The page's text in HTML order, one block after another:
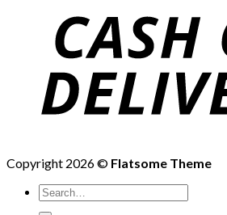
Copyright 2026 © Flatsome Theme
Search
for: